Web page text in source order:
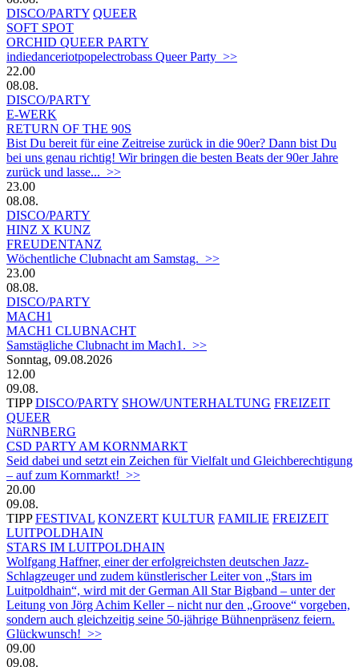
DISCO/PARTY QUEER
SOFT SPOT
ORCHID QUEER PARTY
indiedanceriotpopelectrobass Queer Party >>
22.00
08.08.
DISCO/PARTY
E-WERK
RETURN OF THE 90S
Bist Du bereit für eine Zeitreise zurück in die 90er? Dann bist Du
bei uns genau richtig! Wir bringen die besten Beats der 90er Jahre
zurück und lasse... >>
23.00
08.08.
DISCO/PARTY
HINZ X KUNZ
FREUDENTANZ
Wöchentliche Clubnacht am Samstag. >>
23.00
08.08.
DISCO/PARTY
MACH1
MACH1 CLUBNACHT
Samstägliche Clubnacht im Mach1. >>
Sonntag, 09.08.2026
12.00
09.08.
TIPP DISCO/PARTY SHOW/UNTERHALTUNG FREIZEIT
QUEER
NüRNBERG
CSD PARTY AM KORNMARKT
Seid dabei und setzt ein Zeichen für Vielfalt und Gleichberechtigung
– auf zum Kornmarkt! >>
20.00
09.08.
TIPP FESTIVAL KONZERT KULTUR FAMILIE FREIZEIT
LUITPOLDHAIN
STARS IM LUITPOLDHAIN
Wolfgang Haffner, einer der erfolgreichsten deutschen Jazz-
Schlagzeuger und zudem künstlerischer Leiter von „Stars im
Luitpoldhain“, wird mit der German All Star Bigband – unter der
Leitung von Jörg Achim Keller – nicht nur den „Groove“ vorgeben,
sondern auch gleichzeitig seine 50-jährige Bühnenpräsenz feiern.
Glückwunsch! >>
09.00
09.08.